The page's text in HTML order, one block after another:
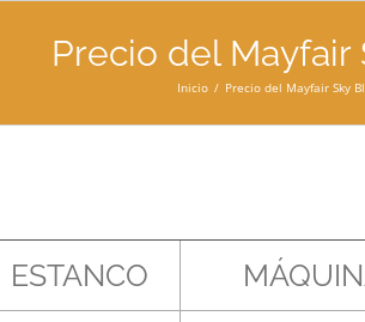
Precio del Mayfair
Inicio Precio del Mayfair Sky
ESTANCO